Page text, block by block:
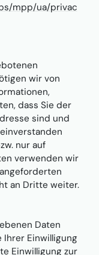
mpp/ua/privac
wir von
dass Sie der
sind und
nur auf
verwenden wir
an Dritte weiter.
Daten
Einwilligung
Einwilligung zur